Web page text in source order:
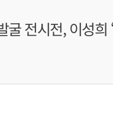
굴 전시전, 이성희